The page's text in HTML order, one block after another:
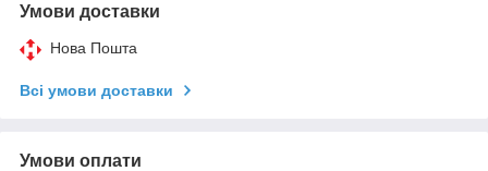
Умови доставки
Нова Пошта
Всі умови доставки
Умови оплати